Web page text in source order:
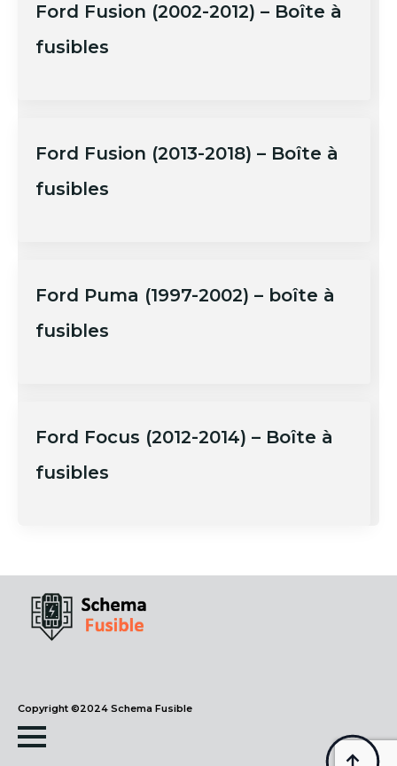
Ford Fusion (2002-2012) – Boîte à
fusibles
Ford Fusion (2013-2018) – Boîte à
fusibles
Ford Puma (1997-2002) – boîte à
fusibles
Ford Focus (2012-2014) – Boîte à
fusibles
Copyright ©2024 Schema Fusible